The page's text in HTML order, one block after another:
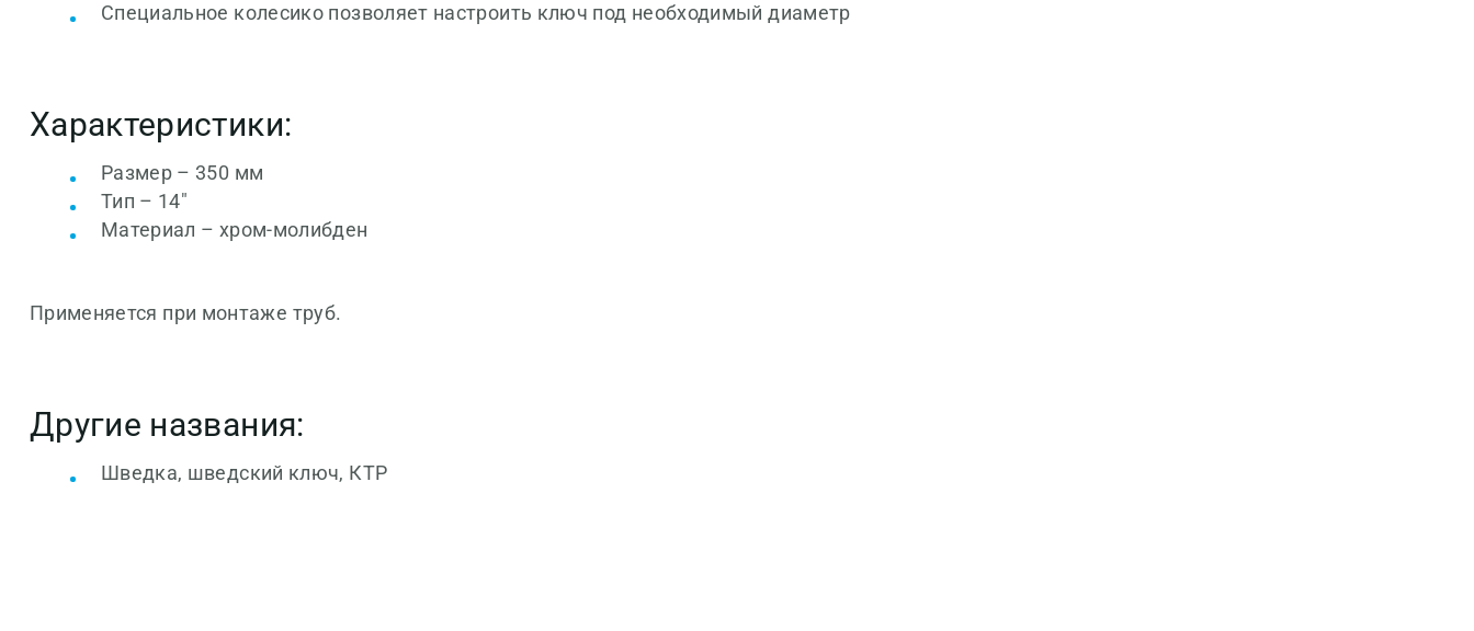
Специальное колесико позволяет настроить ключ под необходимый диаметр
Характеристики:
Размер – 350 мм
Тип – 14"
Материал – хром-молибден
Применяется при монтаже труб.
Другие названия:
Шведка, шведский ключ, КТР